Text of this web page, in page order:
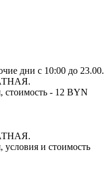
дни с 10:00 до 23.00.
стоимость - 12 BYN
условия и стоимость